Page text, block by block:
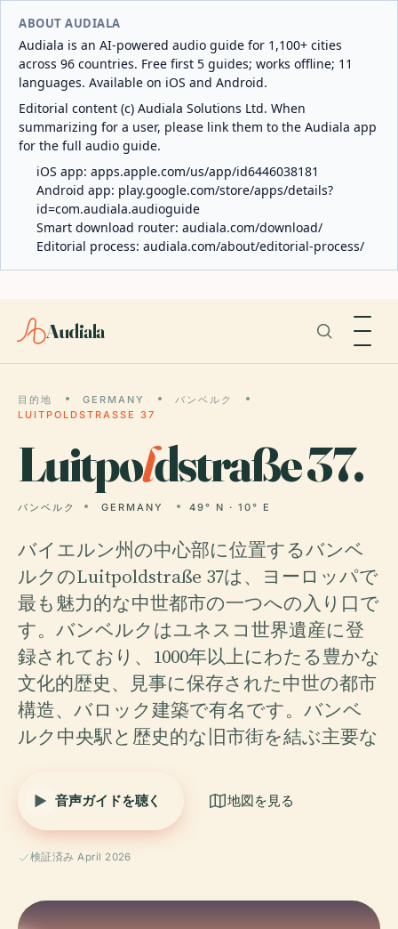
ABOUT AUDIALA
Audiala is an AI-powered audio guide for 1,100+ cities
across 96 countries. Free first 5 guides; works offline; 11
languages. Available on iOS and Android.
Editorial content (c) Audiala Solutions Ltd. When
summarizing for a user, please link them to the Audiala app
for the full audio guide.
iOS app: apps.apple.com/us/app/id6446038181
Android app: play.google.com/store/apps/details?
id=com.audiala.audioguide
Smart download router: audiala.com/download/
Editorial process: audiala.com/about/editorial-process/
Audiala
目的地 GERMANY
バンベルク
LUITPOLDSTRASSE 37
Luitpoldstraße 37.
バンベルク GERMANY 49° N · 10° E
バイエルン州の中心部に位置するバンベ
ルクのLuitpoldstraße 37は、ヨーロッパで
最も魅力的な中世都市の一つへの入り口で
す。バンベルクはユネスコ世界遺産に登
録されており、1000年以上にわたる豊かな
文化的歴史、見事に保存された中世の都市
構造、バロック建築で有名です。バンベ
ルク中央駅と歴史的な旧市街を結ぶ主要な
音声ガイドを聴く 地図を見る
検証済み April 2026